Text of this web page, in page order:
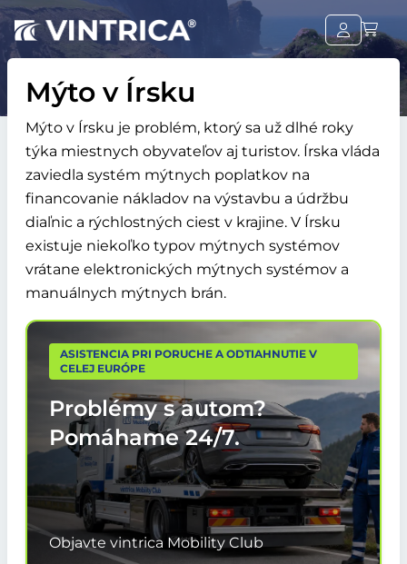
Mýto v Írsku
Mýto v Írsku je problém, ktorý sa už dlhé roky
týka miestnych obyvateľov aj turistov. Írska vláda
zaviedla systém mýtnych poplatkov na
financovanie nákladov na výstavbu a údržbu
diaľnic a rýchlostných ciest v krajine. V Írsku
existuje niekoľko typov mýtnych systémov
vrátane elektronických mýtnych systémov a
manuálnych mýtnych brán.
ASISTENCIA PRI PORUCHE A ODTIAHNUTIE V
CELEJ EURÓPE
Problémy s autom?
Pomáhame24/7.
Objavte vintrica Mobility Club